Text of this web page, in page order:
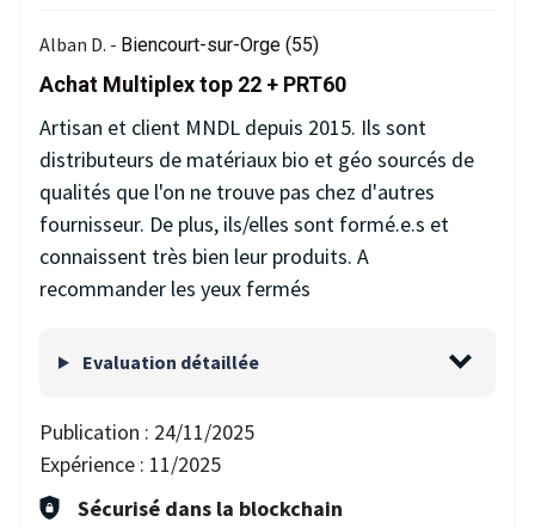
Alban D. - Biencourt-sur-Orge (55)
Achat Multiplex top 22 + PRT60
Artisan et client MNDL depuis 2015. Ils sont
distributeurs de matériaux bio et géo sourcés de
qualités que l'on ne trouve pas chez d'autres
fournisseur. De plus, ils/elles sont formé.e.s et
connaissent très bien leur produits. A
recommander les yeux fermés
Evaluation détaillée
Publication : 24/11/2025
Expérience : 11/2025
Sécurisé dans la blockchain